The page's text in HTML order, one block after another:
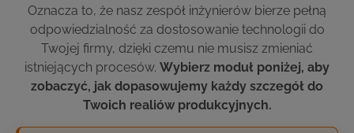
Oznacza to, że nasz zespół inżynierów bierze pełną
odpowiedzialność za dostosowanie technologii do
Twojej firmy, dzięki czemu nie musisz zmieniać
istniejących procesów. Wybierz moduł poniżej, aby
zobaczyć, jak dopasowujemy każdy szczegół do
Twoich realiów produkcyjnych.